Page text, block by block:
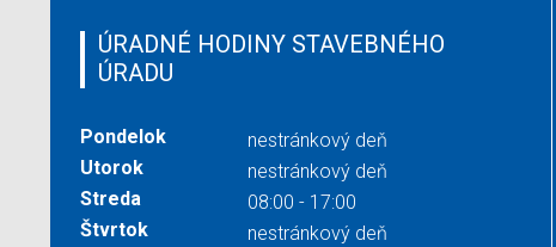
ÚRADNÉ HODINY STAVEBNÉHO
ÚRADU
Pondelok
nestránkový deň
Utorok
nestránkový deň
Streda
08:00 - 17:00
Štvrtok
nestránkový deň